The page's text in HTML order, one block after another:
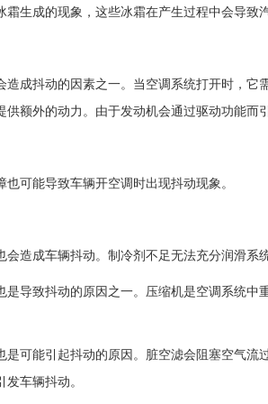
生成的现象，这些冰霜在产生过程中会导致
造成抖动的因素之一。当空调系统打开时，它
额外的动力。由于发动机会通过驱动功能而
可能导致车辆开空调时出现抖动现象。
造成车辆抖动。制冷剂不足无法充分润滑系
是导致抖动的原因之一。压缩机是空调系统
是可能引起抖动的原因。脏空滤会阻塞空气
车辆抖动。